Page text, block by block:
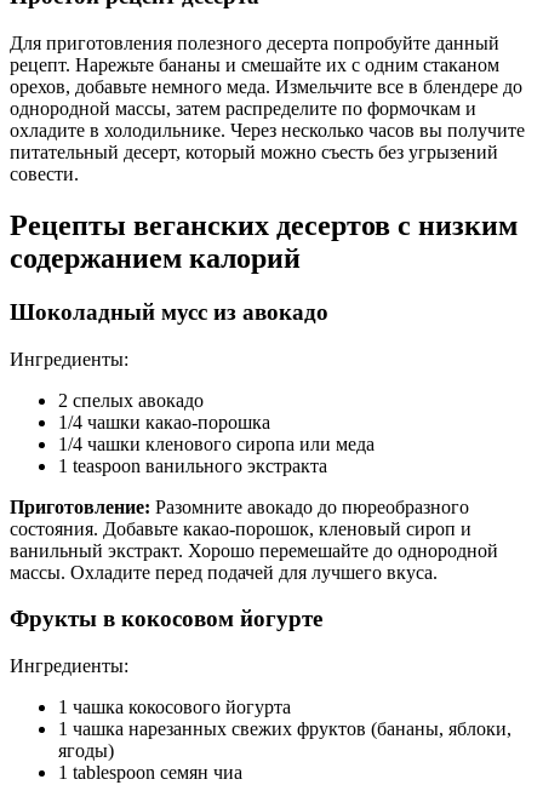
Для приготовления полезного десерта попробуйте данный
рецепт. Нарежьте бананы и смешайте их с одним стаканом
орехов, добавьте немного меда. Измельчите все в блендере до
однородной массы, затем распределите по формочкам и
охладите в холодильнике. Через несколько часов вы получите
питательный десерт, который можно съесть без угрызений
совести.
Рецепты веганских десертов с низким
содержанием калорий
Шоколадный мусс из авокадо
Ингредиенты:
2 спелых авокадо
1/4 чашки какао-порошка
1/4 чашки кленового сиропа или меда
1 teaspoon ванильного экстракта
Приготовление: Разомните авокадо до пюреобразного
состояния. Добавьте какао-порошок, кленовый сироп и
ванильный экстракт. Хорошо перемешайте до однородной
массы. Охладите перед подачей для лучшего вкуса.
Фрукты в кокосовом йогурте
Ингредиенты:
1 чашка кокосового йогурта
1 чашка нарезанных свежих фруктов (бананы, яблоки,
ягоды)
1 tablespoon семян чиа